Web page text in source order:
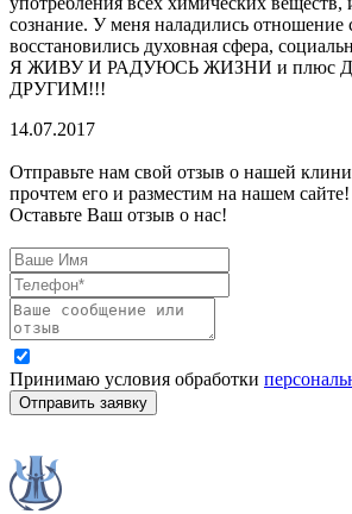
сознание. У меня наладились
восстановились духовная сфера,
Я ЖИВУ И РАДУЮСЬ ЖИЗНИ и плюс
ДРУГИМ!!!
14.07.2017
Отправьте нам свой отзыв о нашей
прочтем его и разместим на нашем сайте!
Оставьте Ваш отзыв о нас!
Принимаю условия обработки
Отправить заявку